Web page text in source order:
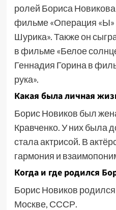
ролей Бориса
фильме «Операция «Ы»
Шурика». Также он
в фильме «Белое
Геннадия Горина в
рука».
Какая была личная
Борис Новиков был
Кравченко. У них была
стала актрисой. В
гармония и
Когда и где родился
Борис Новиков
Москве, СССР.